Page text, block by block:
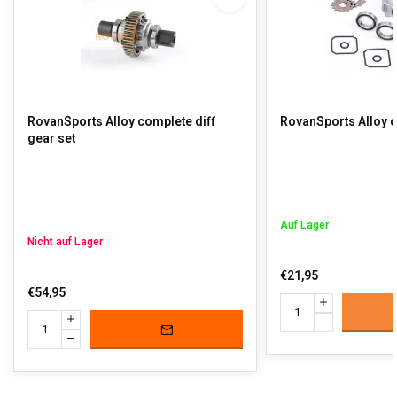
RovanSports Alloy complete diff
gear set
Nicht auf Lager
€54,95
RovanSports Alloy
Auf Lager
€21,95